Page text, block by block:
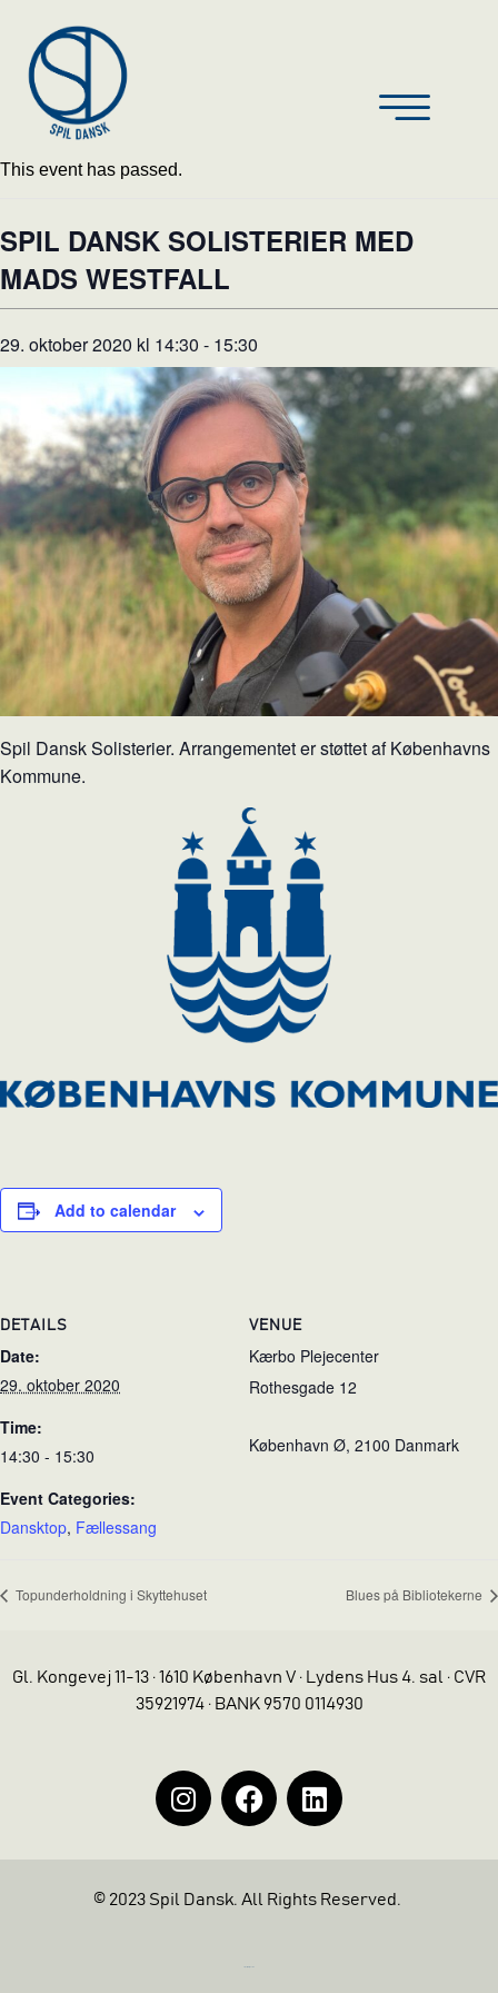
This event has passed.
SPIL DANSK SOLISTERIER MED
MADS WESTFALL
29. oktober 2020 kl 14:30 - 15:30
Spil Dansk Solisterier. Arrangementet er støttet af Københavns
Kommune.
Add to calendar
DETAILS
Date:
29. oktober 2020
Time:
14:30 - 15:30
Event Categories:
Dansktop, Fællessang
VENUE
Kærbo Plejecenter
Rothesgade 12
København Ø, 2100 Danmark
Topunderholdning i Skyttehuset Blues på Bibliotekerne
Gl. Kongevej 11-13 · 1610 København V · Lydens Hus 4. sal · CVR
35921974 · BANK 9570 0114930
© 2023 Spil Dansk. All Rights Reserved.